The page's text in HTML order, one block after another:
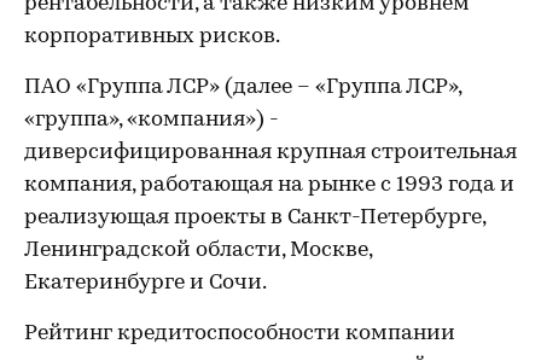
корпоративных рисков.
ПАО «Группа ЛСР» (далее – «Группа ЛСР»,
«группа», «компания») -
диверсифицированная крупная строительная
компания, работающая на рынке с 1993 года и
реализующая проекты в Санкт-Петербурге,
Ленинградской области, Москве,
Екатеринбурге и Сочи.
Рейтинг кредитоспособности компании